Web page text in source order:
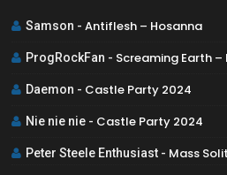
Samson - Antiflesh – Hosanna
ProgRockFan - Screaming Earth
Daemon - Castle Party 2024
Nie nie nie - Castle Party 2024
Peter Steele Enthusiast - Mass